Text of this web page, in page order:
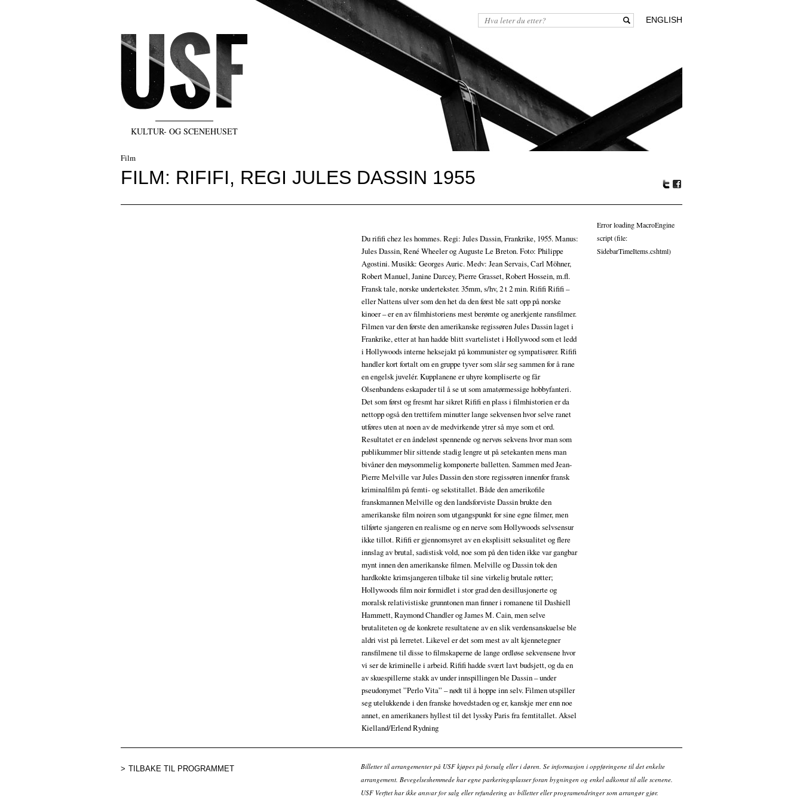
KULTUR- OG SCENEHUSET
ENGLISH
Film
FILM: RIFIFI, REGI JULES DASSIN 1955
r
oo
Du rififi chez les hommes. Regi: Jules Dassin, Frankrike, 1955. Manus:
Jules Dassin, René Wheeler og Auguste Le Breton. Foto: Philippe
Agostini. Musikk: Georges Auric. Medv: Jean Servais, Carl Möhner,
Robert Manuel, Janine Darcey, Pierre Grasset, Robert Hossein, m.fl.
Fransk tale, norske undertekster. 35mm, s/hv, 2 t 2 min. Rififi Rififi –
eller Nattens ulver som den het da den først ble satt opp på norske
kinoer – er en av filmhistoriens mest berømte og anerkjente ransfilmer.
Filmen var den første den amerikanske regissøren Jules Dassin laget i
Frankrike, etter at han hadde blitt svartelistet i Hollywood som et ledd
i Hollywoods interne heksejakt på kommunister og sympatisører. Rififi
handler kort fortalt om en gruppe tyver som slår seg sammen for å rane
en engelsk juvelér. Kupplanene er uhyre kompliserte og får
Olsenbandens eskapader til å se ut som amatørmessige hobbyfanteri.
Det som først og fresmt har sikret Rififi en plass i filmhistorien er da
nettopp også den trettifem minutter lange sekvensen hvor selve ranet
utføres uten at noen av de medvirkende ytrer så mye som et ord.
Resultatet er en åndeløst spennende og nervøs sekvens hvor man som
publikummer blir sittende stadig lengre ut på setekanten mens man
bivåner den møysommelig komponerte balletten. Sammen med Jean-
Pierre Melville var Jules Dassin den store regissøren innenfor fransk
kriminalfilm på femti- og sekstitallet. Både den amerikofile
franskmannen Melville og den landsforviste Dassin brukte den
amerikanske film noiren som utgangspunkt for sine egne filmer, men
tilførte sjangeren en realisme og en nerve som Hollywoods selvsensur
ikke tillot. Rififi er gjennomsyret av en eksplisitt seksualitet og flere
innslag av brutal, sadistisk vold, noe som på den tiden ikke var gangbar
mynt innen den amerikanske filmen. Melville og Dassin tok den
hardkokte krimsjangeren tilbake til sine virkelig brutale røtter;
Hollywoods film noir formidlet i stor grad den desillusjonerte og
moralsk relativistiske grunntonen man finner i romanene til Dashiell
Hammett, Raymond Chandler og James M. Cain, men selve
brutaliteten og de konkrete resultatene av en slik verdensanskuelse ble
aldri vist på lerretet. Likevel er det som mest av alt kjennetegner
ransfilmene til disse to filmskaperne de lange ordløse sekvensene hvor
vi ser de kriminelle i arbeid. Rififi hadde svært lavt budsjett, og da en
av skuespillerne stakk av under innspillingen ble Dassin – under
pseudonymet ”Perlo Vita” – nødt til å hoppe inn selv. Filmen utspiller
seg utelukkende i den franske hovedstaden og er, kanskje mer enn noe
annet, en amerikaners hyllest til det lyssky Paris fra femtitallet. Aksel
Kielland/Erlend Rydning
Error loading MacroEngine
script (file:
SidebarTimeItems.cshtml)
TILBAKE TIL PROGRAMMET
Billetter til arrangementer på USF kjøpes på forsalg eller i døren. Se informasjon i oppføringene til det enkelte
arrangement. Bevegelseshemmede har egne parkeringsplasser foran bygningen og enkel adkomst til alle scenene.
USF Verftet har ikke ansvar for salg eller refundering av billetter eller programendringer som arrangør gjør.